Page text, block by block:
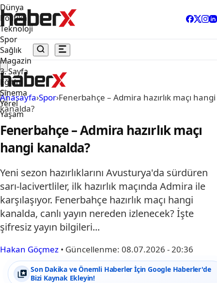
Dünya
Politika
Teknoloji
Spor
Sağlık
Magazin
3. Sayfa
Eğitim
Sinema
Yerel
Yaşam
Anasayfa›Spor›Fenerbahçe – Admira hazırlık maçı hangi
kanalda?
Fenerbahçe – Admira hazırlık maçı
hangi kanalda?
Yeni sezon hazırlıklarını Avusturya'da sürdüren
sarı-lacivertliler, ilk hazırlık maçında Admira ile
karşılaşıyor. Fenerbahçe hazırlık maçı hangi
kanalda, canlı yayın nereden izlenecek? İşte
şifresiz yayın bilgileri...
Hakan Göçmez • Güncellenme: 08.07.2026 - 20:36
Son Dakika ve Önemli Haberler İçin Google Haberler'de
Bizi Kaynak Ekleyin!